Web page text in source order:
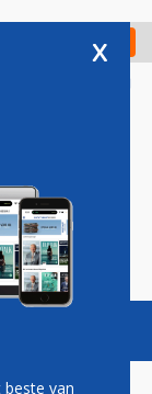
Check in
Vacatures
x
van